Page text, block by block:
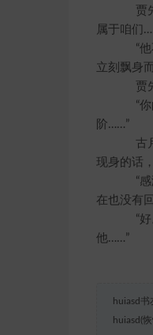
贾先
属于咱们
“他不
立刻飘身
贾先
“你的
阶……”
古月
现身的话
“感激
在也没有
“好。
他……”
huiasd书
huiasd(